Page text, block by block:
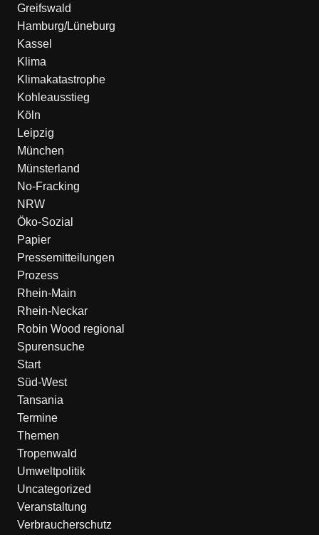
Greifswald
Hamburg/Lüneburg
Kassel
Klima
Klimakatastrophe
Kohleausstieg
Köln
Leipzig
München
Münsterland
No-Fracking
NRW
Öko-Sozial
Papier
Pressemitteilungen
Prozess
Rhein-Main
Rhein-Neckar
Robin Wood regional
Spurensuche
Start
Süd-West
Tansania
Termine
Themen
Tropenwald
Umweltpolitik
Uncategorized
Veranstaltung
Verbraucherschutz